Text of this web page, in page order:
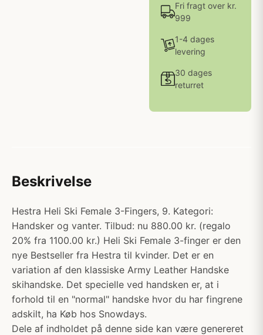
Fri fragt over kr.
999
1-4 dages
levering
30 dages
returret
Beskrivelse
Hestra Heli Ski Female 3-Fingers, 9. Kategori:
Handsker og vanter. Tilbud: nu 880.00 kr. (regalo
20% fra 1100.00 kr.) Heli Ski Female 3-finger er den
nye Bestseller fra Hestra til kvinder. Det er en
variation af den klassiske Army Leather Handske
skihandske. Det specielle ved handsken er, at i
forhold til en "normal" handske hvor du har fingrene
adskilt, ha Køb hos Snowdays.
Dele af indholdet på denne side kan være genereret